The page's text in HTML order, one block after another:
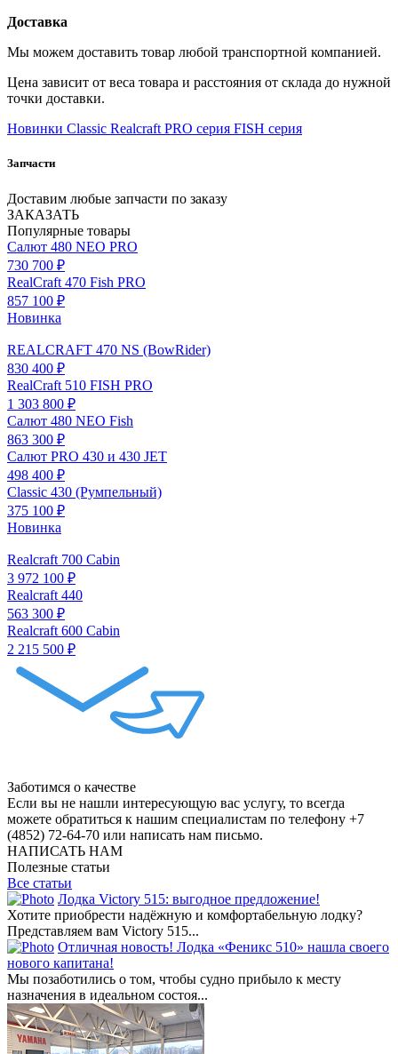
Доставка
Мы можем доставить товар любой транспортной компанией.
Цена зависит от веса товара и расстояния от склада до нужной
точки доставки.
Новинки Classic Realcraft PRO серия FISH серия
Запчасти
Доставим любые запчасти по заказу
ЗАКАЗАТЬ
Популярные товары
Салют 480 NEO PRO
730 700 ₽
RealCraft 470 Fish PRO
857 100 ₽
Новинка
REALCRAFT 470 NS (BowRider)
830 400 ₽
RealCraft 510 FISH PRO
1 303 800 ₽
Салют 480 NEO Fish
863 300 ₽
Салют PRO 430 и 430 JET
498 400 ₽
Classic 430 (Румпельный)
375 100 ₽
Новинка
Realcraft 700 Cabin
3 972 100 ₽
Realcraft 440
563 300 ₽
Realcraft 600 Cabin
2 215 500 ₽
Заботимся о качестве
Если вы не нашли интересующую вас услугу, то всегда
можете обратиться к нашим специалистам по телефону +7
(4852) 72-64-70 или написать нам письмо.
НАПИСАТЬ НАМ
Полезные статьи
Все статьи
Лодка Victory 515: выгодное предложение!
Хотите приобрести надёжную и комфортабельную лодку?
Представляем вам Victory 515...
Отличная новость! Лодка «Феникс 510» нашла своего
нового капитана!
Мы позаботились о том, чтобы судно прибыло к месту
назначения в идеальном состоя...